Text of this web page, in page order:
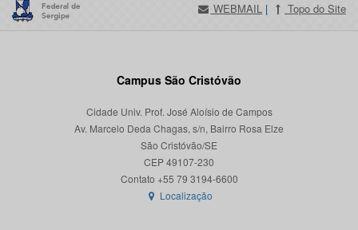
WEBMAIL | Topo do Site
Campus São Cristóvão
Cidade Univ. Prof. José Aloísio de Campos
Av. Marcelo Deda Chagas, s/n, Bairro Rosa Elze
São Cristóvão/SE
CEP 49107-230
Localização